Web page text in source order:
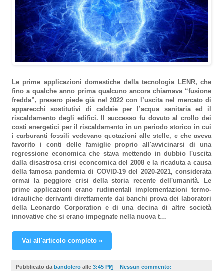
Le prime applicazioni domestiche della tecnologia LENR, che
fino a qualche anno prima qualcuno ancora chiamava “fusione
fredda”, presero piede già nel 2022 con l’uscita nel mercato di
apparecchi sostitutivi di caldaie per l’acqua sanitaria ed il
riscaldamento degli edifici. Il successo fu dovuto al crollo dei
costi energetici per il riscaldamento in un periodo storico in cui
i carburanti fossili vedevano quotazioni alle stelle, e che aveva
favorito i conti delle famiglie proprio all'avvicinarsi di una
regressione economica che stava mettendo in dubbio l'uscita
dalla disastrosa crisi econcomica del 2008 e la ricaduta a causa
della famosa pandemia di COVID-19 del 2020-2021, considerata
ormai la peggiore crisi della storia recente dell'umanità. Le
prime applicazioni erano rudimentali implementazioni termo-
idrauliche derivanti direttamente dai banchi prova dei laboratori
della Leonardo Corporation e di una decina di altre società
innovative che si erano impegnate nella nuova t…
Vai all'articolo completo »
Pubblicato da bandolero alle 3:45 PM Nessun commento: